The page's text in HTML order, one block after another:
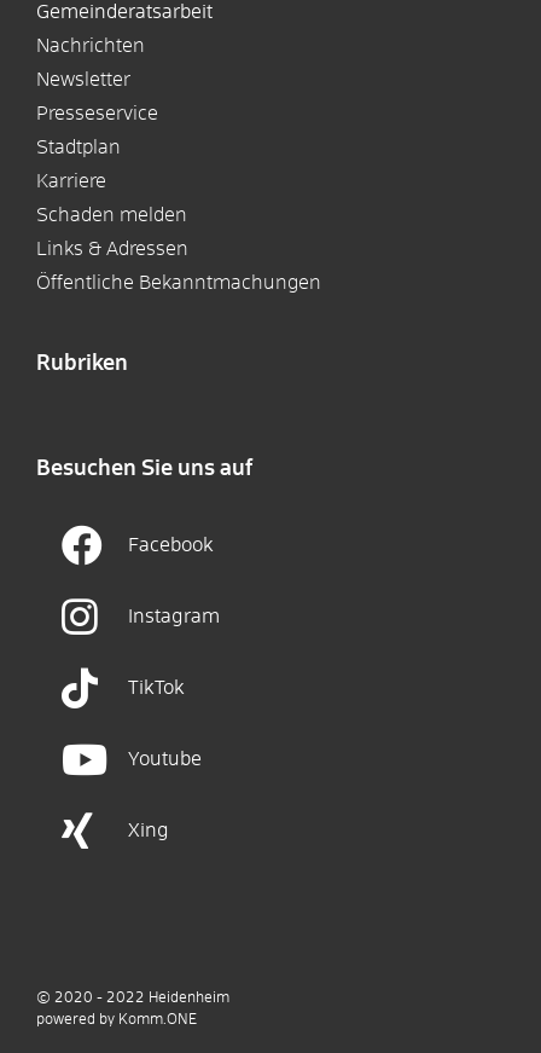
Gemeinderatsarbeit
Nachrichten
Newsletter
Presseservice
Stadtplan
Karriere
Schaden melden
Links & Adressen
Öffentliche Bekanntmachungen
Rubriken
Besuchen Sie uns auf
Facebook
Instagram
TikTok
Youtube
Xing
© 2020 - 2022 Heidenheim
powered by Komm.ONE